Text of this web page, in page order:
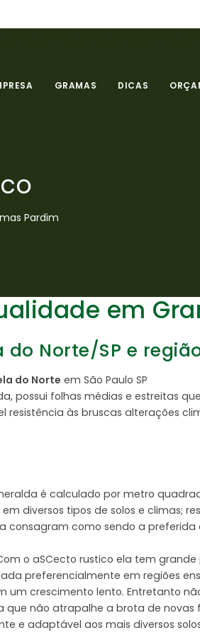
GRAMAS DICAS
Pardim
em
Norte/SP e
do Norte em São Paulo SP
possui folhas médias e estreitas
resistência às bruscas alterações
é calculado por metro
diversos tipos de solos e climas;
consagram como sendo a preferida
o aSCecto rustico ela tem
preferencialmente em regiões
um crescimento lento. Entretanto
não atrapalhe a brota de novas
e adaptável aos mais diversos